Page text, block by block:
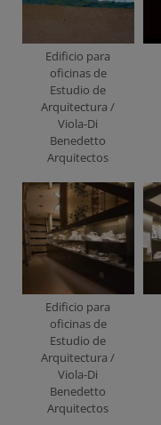
Edificio para
oficinas de
Estudio de
Arquitectura /
Viola-Di
Benedetto
Arquitectos
Edificio para
oficinas de
Estudio de
Arquitectura /
Viola-Di
Benedetto
Arquitectos